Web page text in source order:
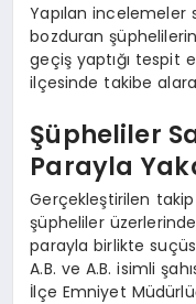
Yapılan incelemeler
bozduran
geçiş yaptığı tespit
ilçesinde takibe
Şüpheliler
Parayla
Gerçekleştirilen
şüpheliler
parayla birlikte
A.B. ve A.B. isimli
İlçe Emniyet